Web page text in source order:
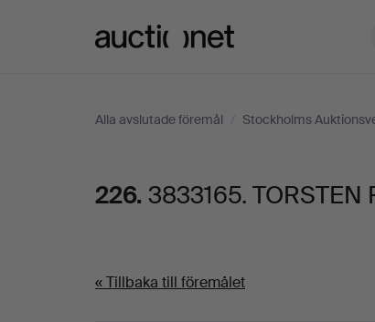
Alla avslutade föremål / Stockholms
226. 3833165. TORSTEN
« Tillbaka till föremålet